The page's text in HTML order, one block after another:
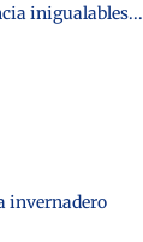
inigualables...